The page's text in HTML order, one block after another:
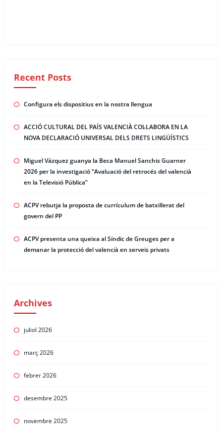
Recent Posts
Configura els dispositius en la nostra llengua
ACCIÓ CULTURAL DEL PAÍS VALENCIÀ COL·LABORA EN LA
NOVA DECLARACIÓ UNIVERSAL DELS DRETS LINGÜÍSTICS
Miguel Vázquez guanya la Beca Manuel Sanchis Guarner
2026 per la investigació “Avaluació del retrocés del valencià
en la Televisió Pública”
ACPV rebutja la proposta de currículum de batxillerat del
govern del PP
ACPV presenta una queixa al Síndic de Greuges per a
demanar la protecció del valencià en serveis privats
Archives
juliol 2026
març 2026
febrer 2026
desembre 2025
novembre 2025